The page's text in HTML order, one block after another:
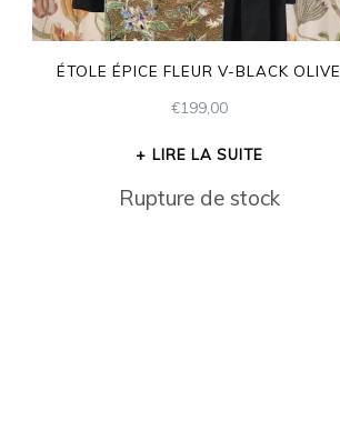
ÉTOLE ÉPICE FLEUR V-BLACK OLIVE
€199,00
LIRE LA SUITE
Rupture de stock